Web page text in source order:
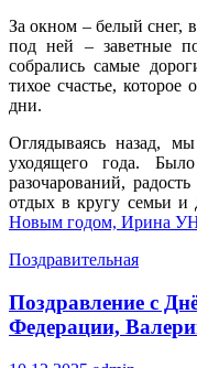
За окном – белый снег,
под ней – заветные
собрались самые
тихое счастье,
дни.
Оглядываясь назад,
уходящего года.
разочарований,
отдых в кругу семьи и
Новым годом, Ирина
Поздравительная
Поздравление с
Федерации,